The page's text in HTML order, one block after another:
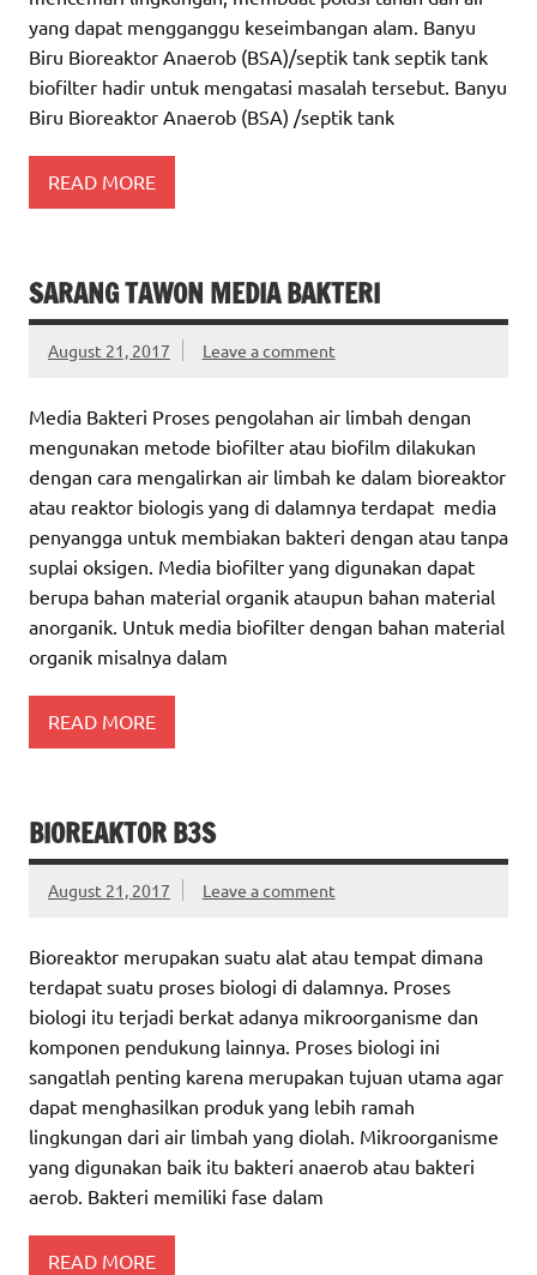
yang dapat mengganggu keseimbangan alam. Banyu
Biru Bioreaktor Anaerob (BSA)/septik tank septik tank
biofilter hadir untuk mengatasi masalah tersebut. Banyu
Biru Bioreaktor Anaerob (BSA) /septik tank
READ MORE
SARANG TAWON MEDIA BAKTERI
August 21, 2017 Leave a comment
Media Bakteri Proses pengolahan air limbah dengan
mengunakan metode biofilter atau biofilm dilakukan
dengan cara mengalirkan air limbah ke dalam bioreaktor
atau reaktor biologis yang di dalamnya terdapat media
penyangga untuk membiakan bakteri dengan atau tanpa
suplai oksigen. Media biofilter yang digunakan dapat
berupa bahan material organik ataupun bahan material
anorganik. Untuk media biofilter dengan bahan material
organik misalnya dalam
READ MORE
BIOREAKTOR B3S
August 21, 2017 Leave a comment
Bioreaktor merupakan suatu alat atau tempat dimana
terdapat suatu proses biologi di dalamnya. Proses
biologi itu terjadi berkat adanya mikroorganisme dan
komponen pendukung lainnya. Proses biologi ini
sangatlah penting karena merupakan tujuan utama agar
dapat menghasilkan produk yang lebih ramah
lingkungan dari air limbah yang diolah. Mikroorganisme
yang digunakan baik itu bakteri anaerob atau bakteri
aerob. Bakteri memiliki fase dalam
READ MORE